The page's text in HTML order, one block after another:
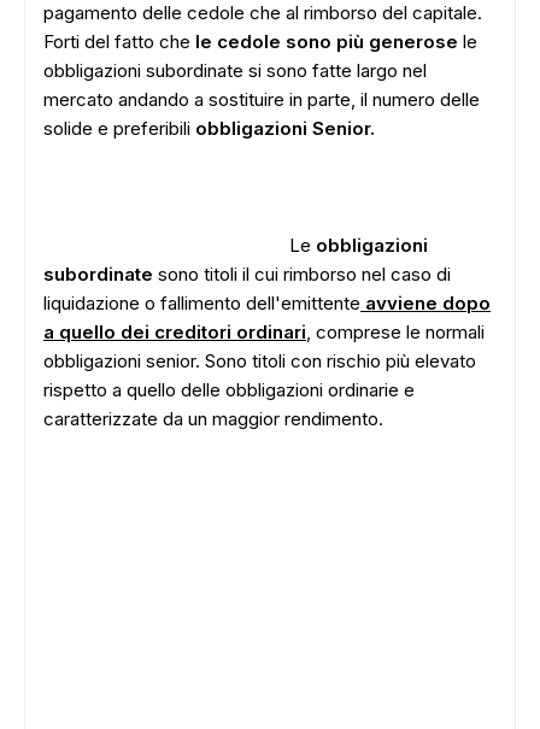
pagamento delle cedole che al rimborso del capitale.
Forti del fatto che le cedole sono più generose le
obbligazioni subordinate si sono fatte largo nel
mercato andando a sostituire in parte, il numero delle
solide e preferibili obbligazioni Senior.
Le obbligazioni
subordinate sono titoli il cui rimborso nel caso di
liquidazione o fallimento dell'emittente avviene dopo
a quello dei creditori ordinari, comprese le normali
obbligazioni senior. Sono titoli con rischio più elevato
rispetto a quello delle obbligazioni ordinarie e
caratterizzate da un maggior rendimento.